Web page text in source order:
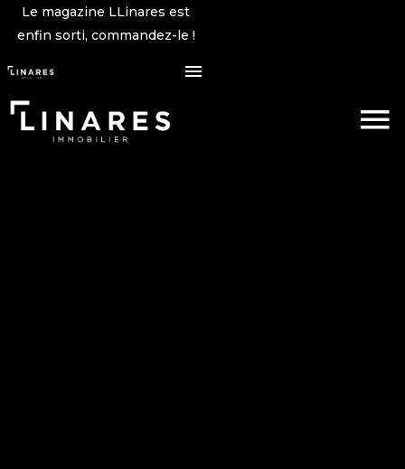
Le magazine LLinares est
enfin sorti, commandez-le !